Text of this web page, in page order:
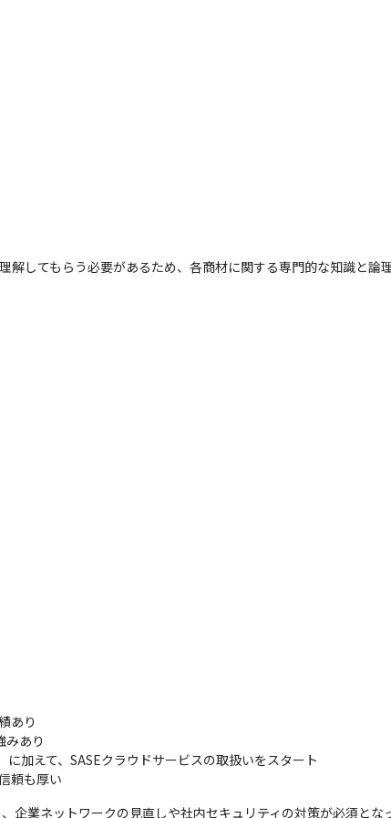
してもらう必要があるため、各商材に関する専門的な知識と論
あり
あり
加えて、SASEクラウドサービスの取扱いをスタート
頼も厚い
企業ネットワークの見直しや社内セキュリティの対策が必須と